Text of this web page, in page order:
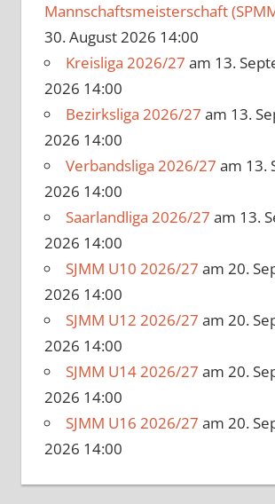
Mannschaftsmeisterschaft
30. August 2026 14:00
Kreisliga 2026/27 am 13.
2026 14:00
Bezirksliga 2026/27 am 13.
2026 14:00
Verbandsliga 2026/27 am 13.
2026 14:00
Saarlandliga 2026/27 am 13.
2026 14:00
SJMM U10 2026/27 am 20.
2026 14:00
SJMM U12 2026/27 am 20.
2026 14:00
SJMM U14 2026/27 am 20.
2026 14:00
SJMM U16 2026/27 am 20.
2026 14:00